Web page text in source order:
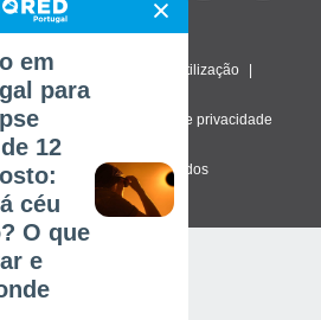
FAQ Termos de utilização
Definições de privacidade
Todos os direitos reservados
em
para
12
céu
O que
e